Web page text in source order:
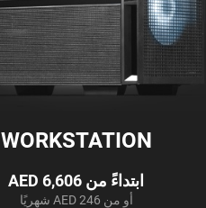
WORKSTATION
ابتداءً من AED 6,606
أو من AED 246 شهريًا